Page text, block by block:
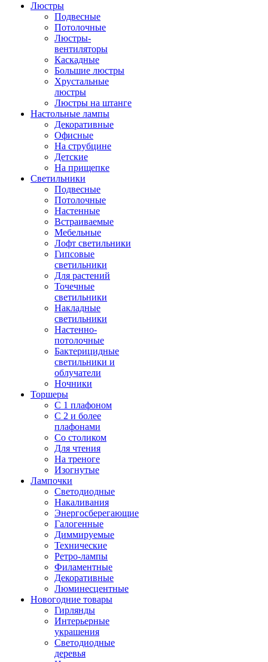
Люстры
Подвесные
Потолочные
Люстры-
вентиляторы
Каскадные
Большие люстры
Хрустальные
люстры
Люстры на штанге
Настольные лампы
Декоративные
Офисные
На струбцине
Детские
На прищепке
Светильники
Подвесные
Потолочные
Настенные
Встраиваемые
Мебельные
Лофт светильники
Гипсовые
светильники
Для растений
Точечные
светильники
Накладные
светильники
Настенно-
потолочные
Бактерицидные
светильники и
облучатели
Ночники
Торшеры
С 1 плафоном
С 2 и более
плафонами
Со столиком
Для чтения
На треноге
Изогнутые
Лампочки
Светодиодные
Накаливания
Энергосберегающие
Галогенные
Диммируемые
Технические
Ретро-лампы
Филаментные
Декоративные
Люминесцентные
Новогодние товары
Гирлянды
Интерьерные
украшения
Светодиодные
деревья